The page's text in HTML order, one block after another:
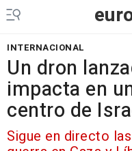
INTERNACIONAL
Un dron
impacta en
centro de
Sigue en directo